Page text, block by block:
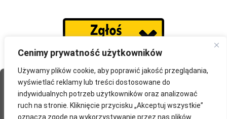
Cenimy prywatność użytkowników
Używamy plików cookie, aby poprawić jakość przeglądania,
wyświetlać reklamy lub treści dostosowane do
indywidualnych potrzeb użytkowników oraz analizować
ruch na stronie. Kliknięcie przycisku „Akceptuj wszystkie”
oznacza zgodę na wykorzystywanie przez nas plików
Strona Główna O portalu Współpraca
Partnerzy
Blog Polityka prywatności